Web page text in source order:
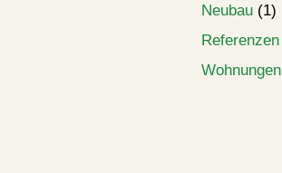
Neubau (1)
Referenzen
Wohnungen